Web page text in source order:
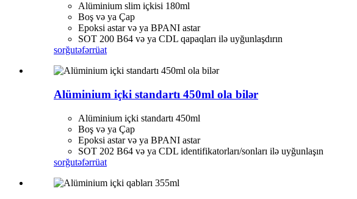
Alüminium slim içkisi 180ml
Boş və ya Çap
Epoksi astar və ya BPANI astar
SOT 200 B64 və ya CDL qapaqları ilə uyğunlaşdırın
sorğutəfərrüat
Alüminium içki standartı 450ml ola bilər
Alüminium içki standartı 450ml
Boş və ya Çap
Epoksi astar və ya BPANI astar
SOT 202 B64 və ya CDL identifikatorları/sonları ilə uyğunlaşın
sorğutəfərrüat